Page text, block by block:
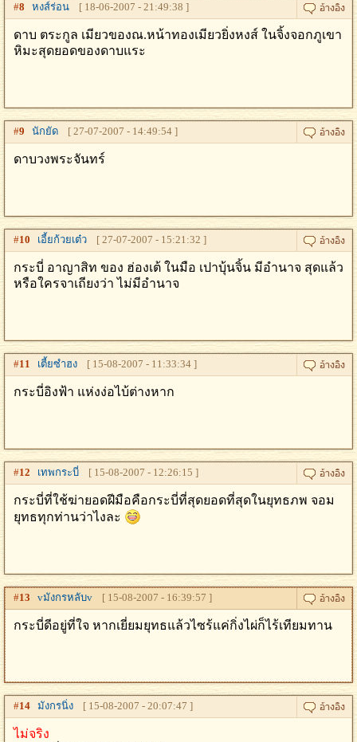
#8 หงส์ร่อน [ 18-06-2007 - 21:49:38 ]
ดาบ ตระกูล เมียวของณ.หน้าทองเมียวยิ่งหงส์ ในจิ้งจอกภูเขา
หิมะสุดยอดของดาบแระ
#9 นักยัด [ 27-07-2007 - 14:49:54 ]
ดาบวงพระจันทร์
#10 เอี้ยก้วยเต๋ว [ 27-07-2007 - 15:21:32 ]
กระบี่ อาญาสิท ของ ฮ่องเต้ ในมือ เปาบุ้นจิ้น มีอำนาจ สุดแล้ว
หรือใครจาเถียงว่า ไม่มีอำนาจ
#11 เตี้ยซำฮง [ 15-08-2007 - 11:33:34 ]
กระบี่อิงฟ้า แห่งง่อไบ้ต่างหาก
#12 เทพกระบี่ [ 15-08-2007 - 12:26:15 ]
กระบี่ที่ใช้ฆ่ายอดฝีมือคือกระบี่ที่สุดยอดที่สุดในยุทธภพ จอม
ยุทธทุกท่านว่าไงละ
#13 vมังกรหลับv [ 15-08-2007 - 16:39:57 ]
กระบี่ดีอยู่ที่ใจ หากเยี่ยมยุทธแล้วไซร้แค่กิ่งไผ่ก็ไร้เทียมทาน
#14 มังกรนิ่ง [ 15-08-2007 - 20:07:47 ]
ไม่จริง